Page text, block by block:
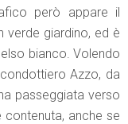
però appare il
verde giardino, ed è
bianco. Volendo
Azzo, da
passeggiata verso
anche se